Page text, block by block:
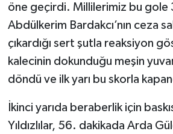
öne geçirdi. Millilerimiz bu gole
Abdülkerim Bardakcı’nın ceza
çıkardığı sert şutla reaksiyon
kalecinin dokunduğu meşin
döndü ve ilk yarı bu skorla
İkinci yarıda beraberlik için
Yıldızlılar, 56. dakikada Arda